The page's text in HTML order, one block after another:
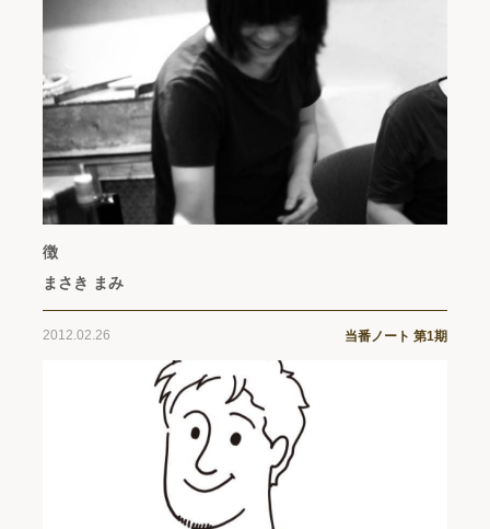
徴
まさき まみ
2012.02.26 当番ノート 第1期